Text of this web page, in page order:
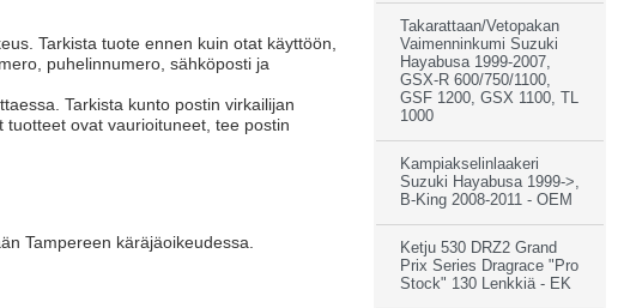
Tarkista tuote ennen kuin otat käyttöön,
puhelinnumero, sähköposti ja
Tarkista kunto postin virkailijan
ovat vaurioituneet, tee postin
Tampereen käräjäoikeudessa.
Takarattaan/Vetopakan
Vaimenninkumi Suzuki
Hayabusa 1999-2007,
GSX-R 600/750/1100,
GSF 1200, GSX 1100, TL
1000
Kampiakselinlaakeri
Suzuki Hayabusa 1999->,
B-King 2008-2011 - OEM
Ketju 530 DRZ2 Grand
Prix Series Dragrace "Pro
Stock" 130 Lenkkiä - EK